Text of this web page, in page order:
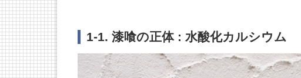
1-1. 漆喰の正体 : 水酸化カルシウム